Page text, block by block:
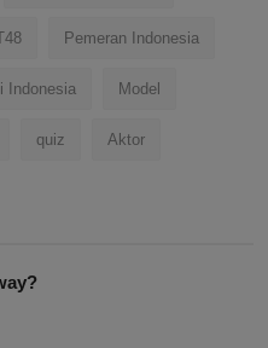
Pemeran Indonesia
Indonesia Model
quiz Aktor